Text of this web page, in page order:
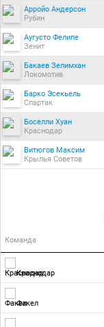
Арройо Андерсон
Рубин
Аугусто Фелипе
Зенит
Бакаев Зелимхан
Локомотив
Барко Эсекьель
Спартак
Боселли Хуан
Краснодар
Витюгов Максим
Крылья Советов
Команда
Краснодар
Факел